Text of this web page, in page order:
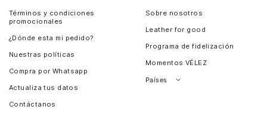
Términos y condiciones
promocionales
¿Dónde esta mi pedido?
Nuestras políticas
Compra por Whatsapp
Actualiza tus datos
Contáctanos
Sobre nosotros
Leather for good
Programa de fidelización
Momentos VÉLEZ
Países